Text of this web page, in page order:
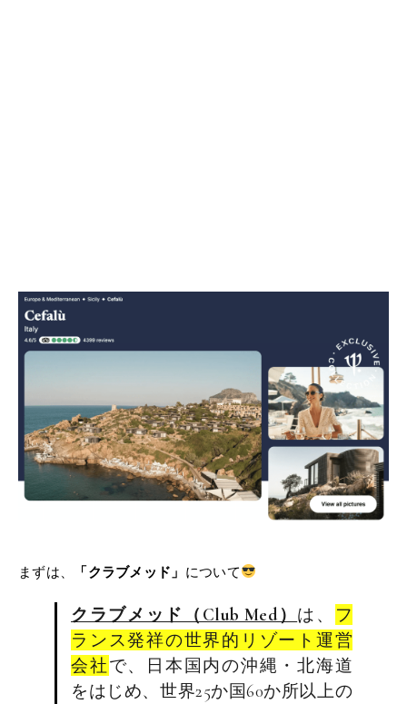
まずは、 「クラブメッド」 について
クラブメッド（Club Med） は、
フ
ランス発祥の世界的リゾート運営
会社で、日本国内の沖縄・北海道
をはじめ、世界25か国60か所以上の